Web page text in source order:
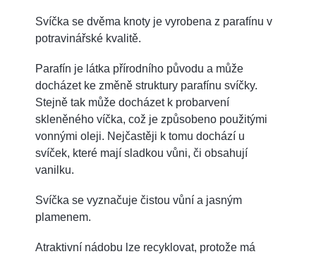
Svíčka se dvěma knoty je vyrobena z parafínu v
potravinářské kvalitě.
Parafín je látka přírodního původu a může
docházet ke změně struktury parafínu svíčky.
Stejně tak může docházet k probarvení
skleněného víčka, což je způsobeno použitými
vonnými oleji. Nejčastěji k tomu dochází u
svíček, které mají sladkou vůni, či obsahují
vanilku.
Svíčka se vyznačuje čistou vůní a jasným
plamenem.
Atraktivní nádobu lze recyklovat, protože má